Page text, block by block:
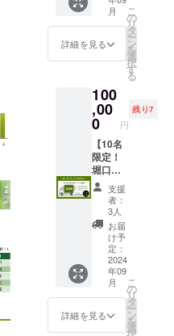
場の名
称及び
所在
地：株
布志市
有明町
野神
3451-8
2.酒類
販売管
理者の
氏名：
西 晃
平 3.酒
類販売
管理研
修受講
年月
日：令
和5年11
月2日 4.
次回研
月2日 4.
次回研
修の受
講期
限：令
和8年11
月1日 5.
研修実
施団体
名：鹿
児島県
小売酒
販組合
限：令
和8年11
月1日 5.
研修実
施団体
児島県
小売酒
販組合
か？
児島茶
の魅力
を一杯
に凝縮
ロテイ
ン（90
日分）
で、見
違える
ほどの
自分に
出会い
ません
か？
乃美プ
ロテイ
ンは、
鹿児島
育った
最高級
の抹茶
を使用
し、高
品質W
タンパ
クや美
容成分
を贅沢
に配合
してお
りま
す。鹿
児島茶
の魅力
と栄養
を一杯
堀口園
から商
品を発
送する
を応援
企業と
して掲
載した
チラシ
を配布
いたし
ます。
・また
堀口園
の
Instagr
amアカ
ウント
におけ
るス
トー
リー機
茶乃美
プロテ
イン15
袋セッ
ト 通常
97,200
円 ↓ 法
人企業
向け卸
価格
58,320
円 内容
・プロ
ジェク
ト・茶
乃美プ
ロテイ
ンへの
想いに
共感
し、販
売代理
店とし
て茶乃
月
詳細を見る
こ
の
リ
タ
ー
ン
を
選
択
す
る
100
,00
0 円
残り7
【10名
限定！
堀口園
が厳選
した旬
の商品
を年に
４回お
け！】
内容 ・
堀口園
の自社
商品が
年に４
支援
者：
3人
お届
け予
定：
2024
年09
月
詳細を見る
こ
の
リ
タ
ー
ン
を
選